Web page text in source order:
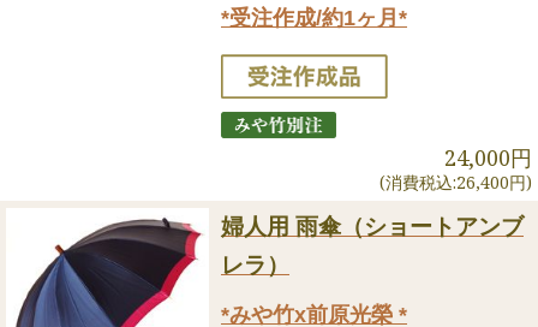
*受注作成/約1ヶ月*
24,000円
(消費税込:26,400円)
婦人用 雨傘（ショートアンブ
レラ）
*みや竹x前原光榮 *